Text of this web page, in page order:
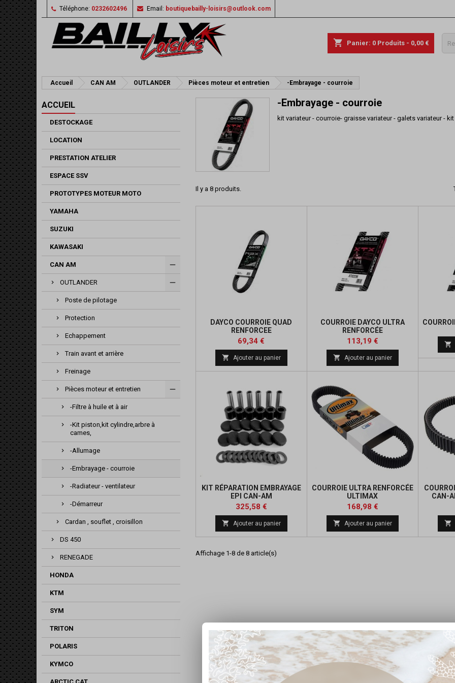
Téléphone: 0232602496 Email: boutiquebailly-loisirs@outlook.com
shopping_cart Panier: 0 Produits - 0,00 €
Accueil CAN AM OUTLANDER Pièces moteur et entretien -Embrayage - courroie
ACCUEIL
DESTOCKAGE
LOCATION
PRESTATION ATELIER
ESPACE SSV
PROTOTYPES MOTEUR MOTO
YAMAHA
SUZUKI
KAWASAKI
CAN AM
OUTLANDER
Poste de pilotage
Protection
Echappement
Train avant et arrière
Freinage
Pièces moteur et entretien
-Filtre à huile et à air
-Kit piston,kit cylindre,arbre à
cames,
-Allumage
-Embrayage - courroie
-Radiateur - ventilateur
-Démarreur
Cardan , souflet , croisillon
DS 450
RENEGADE
HONDA
KTM
SYM
TRITON
POLARIS
KYMCO
-Embrayage - courroie
kit variateur - courroie- graisse variateur - galets variateur -
Il y a 8 produits.
DAYCO COURROIE QUAD
RENFORCEE
Prix
69,34 €
 Ajouter au panier
COURROIE DAYCO ULTRA
RENFORCÉE
Prix
113,19 €Prix
de
base
 Ajouter au panier

KIT RÉPARATION EMBRAYAGE
EPI CAN-AM
Prix
325,58 €Prix
de
base
 Ajouter au panier
COURROIE ULTRA RENFORCÉE
ULTIMAX
Prix
168,98 €Prix
de
base
 Ajouter au panier
CAN-

Affichage 1-8 de 8 article(s)